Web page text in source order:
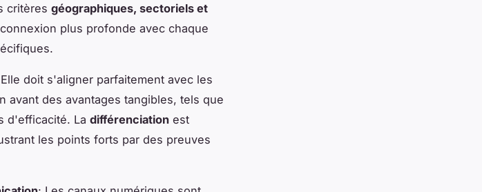
critères géographiques, sectoriels et
plus profonde avec chaque
doit s'aligner parfaitement avec les
avant des avantages tangibles, tels que
d'efficacité. La différenciation est
les points forts par des preuves